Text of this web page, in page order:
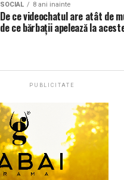
SOCIAL 8 ani inainte
De ce videochatul are atât de
de ce bărbații apelează la
PUBLICITATE